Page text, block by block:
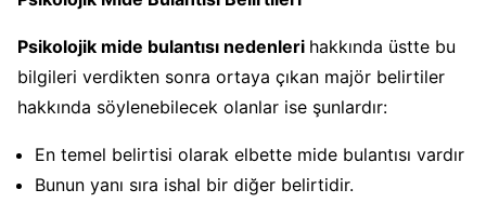
Psikolojik mide bulantısı nedenleri hakkında üstte bu
bilgileri verdikten sonra ortaya çıkan majör belirtiler
hakkında söylenebilecek olanlar ise şunlardır:
En temel belirtisi olarak elbette mide bulantısı vardır
Bunun yanı sıra ishal bir diğer belirtidir.